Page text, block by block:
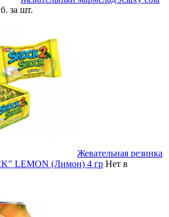
за шт.
Жевательная резинка
LEMON (Лимон) 4 гр Нет в